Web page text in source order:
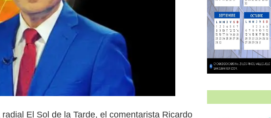
El Sol de la Tarde, el comentarista Ricardo